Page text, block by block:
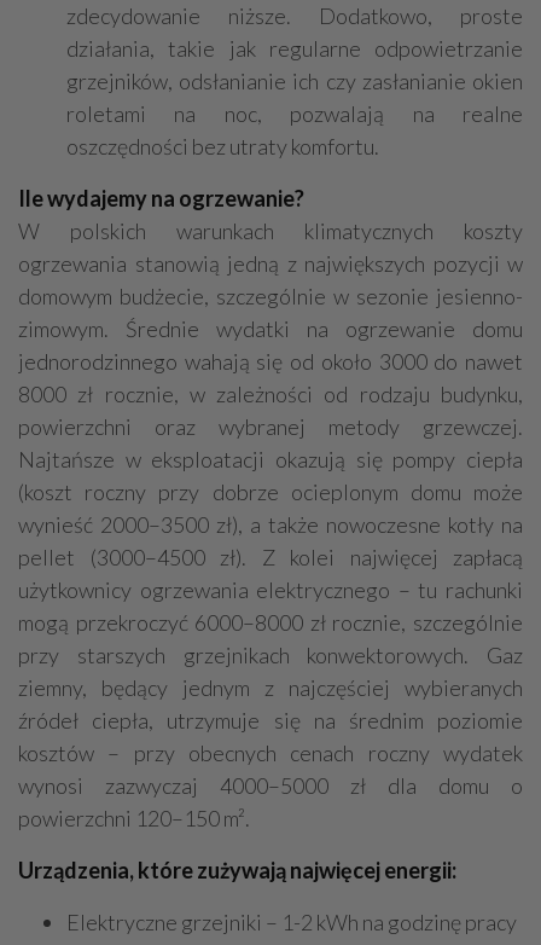
zdecydowanie niższe. Dodatkowo, proste
działania, takie jak regularne odpowietrzanie
grzejników, odsłanianie ich czy zasłanianie okien
roletami na noc, pozwalają na realne
oszczędności bez utraty komfortu.
Ile wydajemy na ogrzewanie?
W polskich warunkach klimatycznych koszty
ogrzewania stanowią jedną z największych pozycji w
domowym budżecie, szczególnie w sezonie jesienno-
zimowym. Średnie wydatki na ogrzewanie domu
jednorodzinnego wahają się od około 3000 do nawet
8000 zł rocznie, w zależności od rodzaju budynku,
powierzchni oraz wybranej metody grzewczej.
Najtańsze w eksploatacji okazują się pompy ciepła
(koszt roczny przy dobrze ocieplonym domu może
wynieść 2000–3500 zł), a także nowoczesne kotły na
pellet (3000–4500 zł). Z kolei najwięcej zapłacą
użytkownicy ogrzewania elektrycznego – tu rachunki
mogą przekroczyć 6000–8000 zł rocznie, szczególnie
przy starszych grzejnikach konwektorowych. Gaz
ziemny, będący jednym z najczęściej wybieranych
źródeł ciepła, utrzymuje się na średnim poziomie
kosztów – przy obecnych cenach roczny wydatek
wynosi zazwyczaj 4000–5000 zł dla domu o
powierzchni 120–150 m².
Urządzenia, które zużywają najwięcej energii:
Elektryczne grzejniki – 1-2 kWh na godzinę pracy